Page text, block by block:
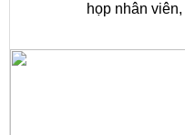
họp nhân